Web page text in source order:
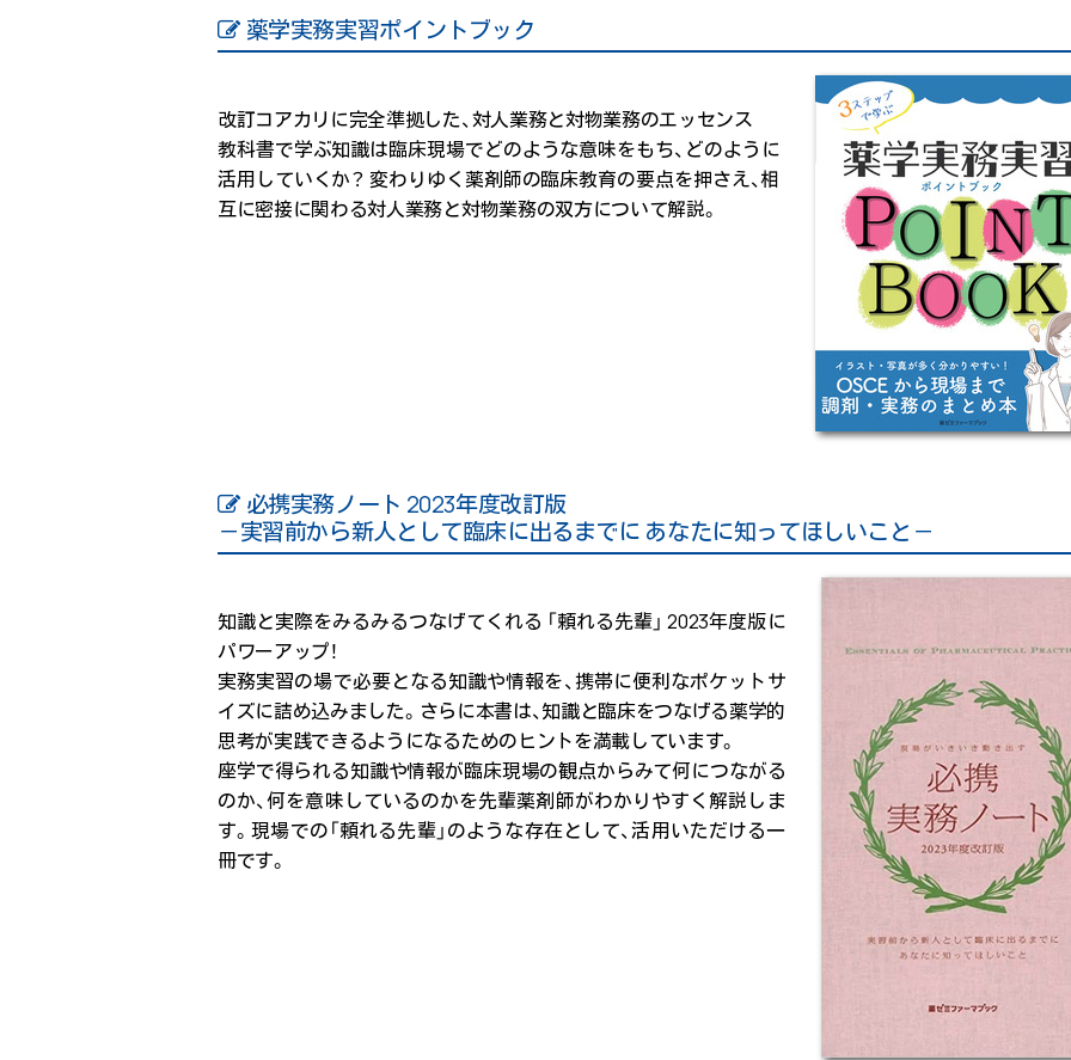
薬学実務実習ポイントブック
改訂コアカリに完全準拠した、対人業務と対物業務のエッセンス
教科書で学ぶ知識は臨床現場でどのような意味をもち、どのように
活用していくか？ 変わりゆく薬剤師の臨床教育の要点を押さえ、相
互に密接に関わる対人業務と対物業務の双方について解説。
必携実務ノート 2023年度改訂版
－実習前から新人として臨床に出るまでに あなたに知ってほしいこと－
知識と実際をみるみるつなげてくれる 「頼れる先輩」 2023年度版に
パワーアップ！
実務実習の場で必要となる知識や情報を、携帯に便利なポケットサ
イズに詰め込みました。さらに本書は、知識と臨床をつなげる薬学的
思考が実践できるようになるためのヒントを満載しています。
座学で得られる知識や情報が臨床現場の観点からみて何につながる
のか、何を意味しているのかを先輩薬剤師がわかりやすく解説しま
す。現場での「頼れる先輩」のような存在として、活用いただける一
冊です。